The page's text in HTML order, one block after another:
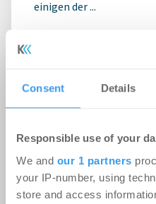
Consent Details
Responsible use of your
We and our 1 partners
your IP-number, using
store and access
einigen der ...